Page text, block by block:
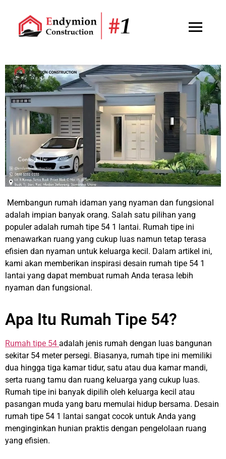
Membangun rumah idaman yang nyaman dan fungsional
adalah impian banyak orang. Salah satu pilihan yang
populer adalah rumah tipe 54 1 lantai. Rumah tipe ini
menawarkan ruang yang cukup luas namun tetap terasa
efisien dan nyaman untuk keluarga kecil. Dalam artikel ini,
kami akan memberikan inspirasi desain rumah tipe 54 1
lantai yang dapat membuat rumah Anda terasa lebih
nyaman dan fungsional.
Apa Itu Rumah Tipe 54?
Rumah tipe 54 adalah jenis rumah dengan luas bangunan
sekitar 54 meter persegi. Biasanya, rumah tipe ini memiliki
dua hingga tiga kamar tidur, satu atau dua kamar mandi,
serta ruang tamu dan ruang keluarga yang cukup luas.
Rumah tipe ini banyak dipilih oleh keluarga kecil atau
pasangan muda yang baru memulai hidup bersama. Desain
rumah tipe 54 1 lantai sangat cocok untuk Anda yang
menginginkan hunian praktis dengan pengelolaan ruang
yang efisien.